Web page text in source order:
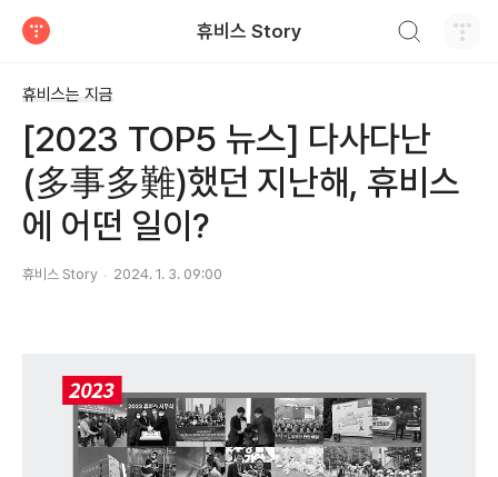
휴비스 Story
휴비스는 지금
[2023 TOP5 뉴스] 다사다난
(多事多難)했던 지난해, 휴비스
에 어떤 일이?
휴비스 Story 2024. 1. 3. 09:00